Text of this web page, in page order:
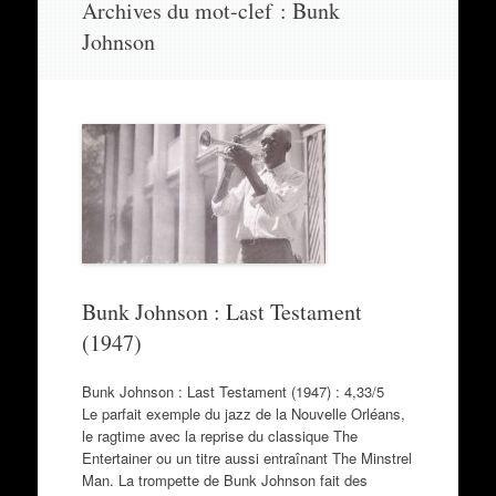
contenu
Archives du mot-clef : Bunk
Johnson
Bunk Johnson : Last Testament
(1947)
Bunk Johnson : Last Testament (1947) : 4,33/5
Le parfait exemple du jazz de la Nouvelle Orléans,
le ragtime avec la reprise du classique The
Entertainer ou un titre aussi entraînant The Minstrel
Man. La trompette de Bunk Johnson fait des